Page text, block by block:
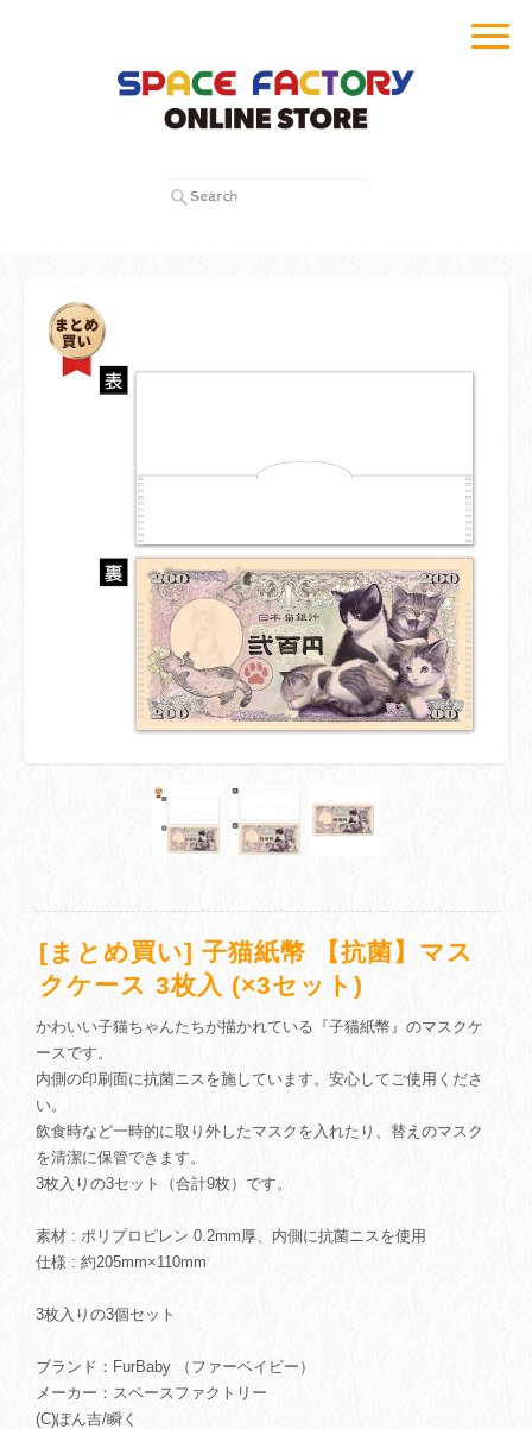
[まとめ買い] 子猫紙幣 【抗菌】マス
クケース 3枚入 (×3セット)
かわいい子猫ちゃんたちが描かれている『子猫紙幣』のマスクケ
ースです。
内側の印刷面に抗菌ニスを施しています。安心してご使用くださ
い。
飲食時など一時的に取り外したマスクを入れたり、替えのマスク
を清潔に保管できます。
3枚入りの3セット（合計9枚）です。
素材 : ポリプロピレン 0.2mm厚、内側に抗菌ニスを使用
仕様 : 約205mm×110mm
3枚入りの3個セット
ブランド：FurBaby （ファーベイビー）
メーカー：スペースファクトリー
(C)ぽん吉/瞬く